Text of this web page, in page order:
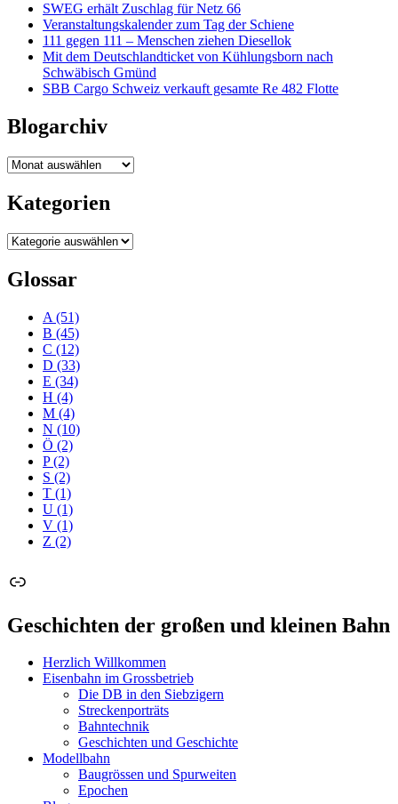
SWEG erhält Zuschlag für Netz 66
Veranstaltungskalender zum Tag der Schiene
111 gegen 111 – Menschen ziehen Diesellok
Mit dem Deutschlandticket von Kühlungsborn nach
Schwäbisch Gmünd
SBB Cargo Schweiz verkauft gesamte Re 482 Flotte
Blogarchiv
Blogarchiv
Kategorien
Kategorien
Glossar
A (51)
B (45)
C (12)
D (33)
E (34)
H (4)
M (4)
N (10)
Ö (2)
P(2)
S (2)
T (1)
U (1)
V (1)
Z (2)
Link
Geschichten der großen und kleinen Bahn
Herzlich Willkommen
Eisenbahn im Grossbetrieb
Die DB in den Siebzigern
Streckenporträts
Bahntechnik
Geschichten und Geschichte
Modellbahn
Baugrössen und Spurweiten
Epochen